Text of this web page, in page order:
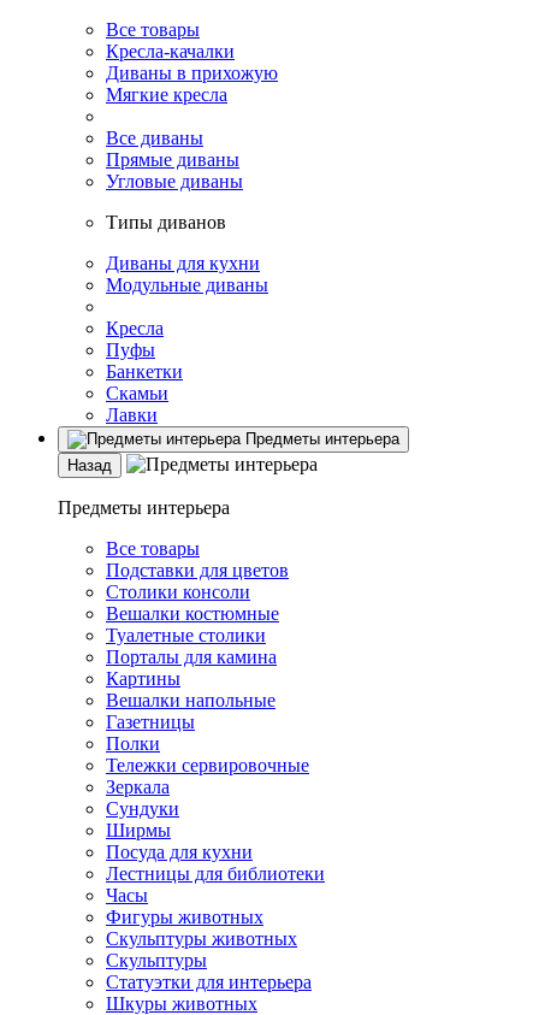
Все товары
Кресла-качалки
Диваны в прихожую
Мягкие кресла
Все диваны
Прямые диваны
Угловые диваны
Типы диванов
Диваны для кухни
Модульные диваны
Кресла
Пуфы
Банкетки
Скамьи
Лавки
Предметы интерьера
Назад
Предметы интерьера
Все товары
Подставки для цветов
Столики консоли
Вешалки костюмные
Туалетные столики
Порталы для камина
Картины
Вешалки напольные
Газетницы
Полки
Тележки сервировочные
Зеркала
Сундуки
Ширмы
Посуда для кухни
Лестницы для библиотеки
Часы
Фигуры животных
Скульптуры животных
Скульптуры
Статуэтки для интерьера
Шкуры животных